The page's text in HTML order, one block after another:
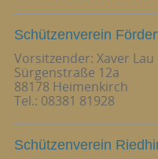
Schützenverein
Vorsitzender: Xaver Lau
Sürgenstraße 12a
88178 Heimenkirch
Tel.: 08381 81928
Schützenverein